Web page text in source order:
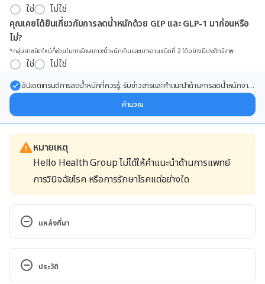
ใช่
ไม่ใช่
คุณเคยได้ยินเกี่ยวกับการลดน้ำหนักด้วย GIP และ GLP-1 มาก่อนหรือ
ไม่?
*กลุ่มยาชนิดใหม่ที่ช่วยในการรักษาภาวะน้ำหนักเกินและเบาหวานชนิดที่ 2 ได้อย่างมีประสิทธิภาพ
ใช่ ไม่ใช่
อัปเดตเทรนด์การลดน้ำหนักที่ควรรู้: รับข่าวสารและคำแนะนำด้านการลดน้ำหนักจาก
คำนวณ
หมายเหตุ
Hello Health Group ไม่ได้ให้คำแนะนำด้านการแพทย์
การวินิจฉัยโรค หรือการรักษาโรคแต่อย่างใด
แหล่งที่มา
A must read: Yoga for senior citizens.
https://www.artofliving.org/yoga/health-and-
wellness/yoga-for-seniors
ประวัติ